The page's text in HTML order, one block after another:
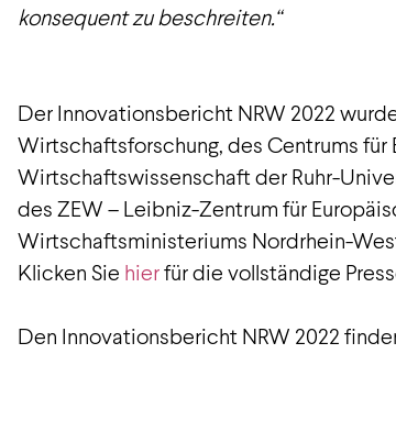
konsequent zu beschreiten.“
Der Innovationsbericht NRW 2022
Wirtschaftsforschung, des Centrums für
Wirtschaftswissenschaft der Ruhr-
des ZEW – Leibniz-Zentrum für
Wirtschaftsministeriums Nordrhein-
Klicken Sie hierfür die vollständige
Den Innovationsbericht NRW 2022